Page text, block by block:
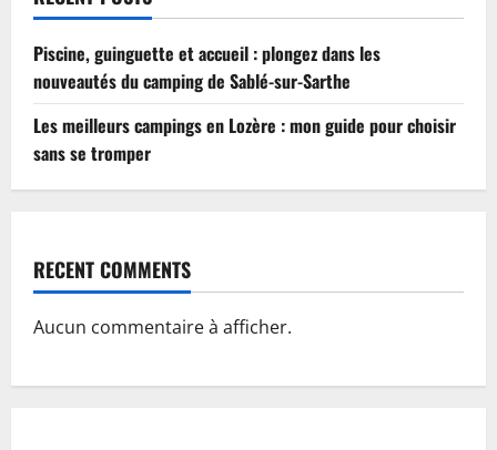
Piscine, guinguette et accueil : plongez dans les
nouveautés du camping de Sablé-sur-Sarthe
Les meilleurs campings en Lozère : mon guide pour choisir
sans se tromper
RECENT COMMENTS
Aucun commentaire à afficher.